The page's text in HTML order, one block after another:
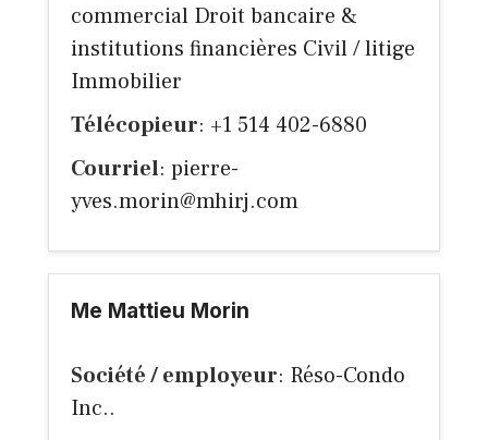
commercial Droit bancaire &
institutions financières Civil / litige
Immobilier
Télécopieur: +1 514 402-6880
Courriel: pierre-
yves.morin@mhirj.com
Me Mattieu Morin
Société / employeur: Réso-Condo
Inc..